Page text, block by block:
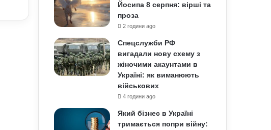
Йосипа 8 серпня: вірші та
проза
2 години ago
Спецслужби РФ
вигадали нову схему з
жіночими акаунтами в
Україні: як виманюють
військових
4 години ago
Який бізнес в Україні
тримається попри війну: